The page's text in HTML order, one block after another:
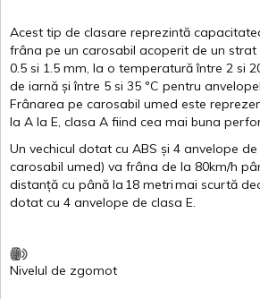
Acest tip de clasare reprezintă
frâna pe un carosabil acoperit de un strat
0.5 si 1.5 mm, la o temperatură între 2 si
de iarnă și între 5 si 35 ºC pentru
Frânarea pe carosabil umed este
la A la E, clasa A fiind cea mai buna
Un vechicul dotat cu ABS și 4 anvelope de
carosabil umed) va frâna de la 80km/h
distanță cu până la 18 metrimai scurtă
dotat cu 4 anvelope de clasa E.
Nivelul de zgomot